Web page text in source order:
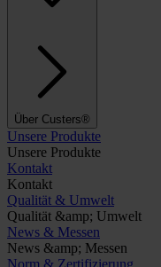
Über Custers®
Unsere Produkte
Unsere Produkte
Kontakt
Kontakt
Qualität & Umwelt
Qualität &amp; Umwelt
News & Messen
News &amp; Messen
Norm & Zertifizierung